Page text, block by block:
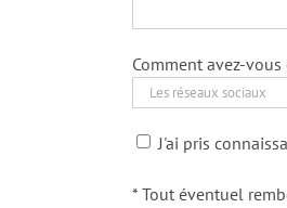
Comment avez-
J'ai pris
* Tout éventuel